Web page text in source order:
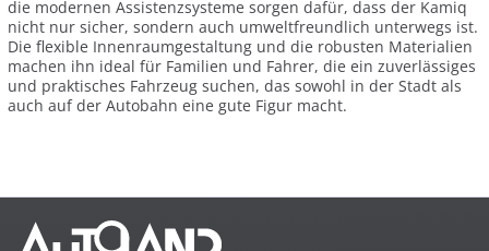
die modernen Assistenzsysteme sorgen dafür, dass der Kamiq
nicht nur sicher, sondern auch umweltfreundlich unterwegs ist.
Die flexible Innenraumgestaltung und die robusten Materialien
machen ihn ideal für Familien und Fahrer, die ein zuverlässiges
und praktisches Fahrzeug suchen, das sowohl in der Stadt als
auch auf der Autobahn eine gute Figur macht.